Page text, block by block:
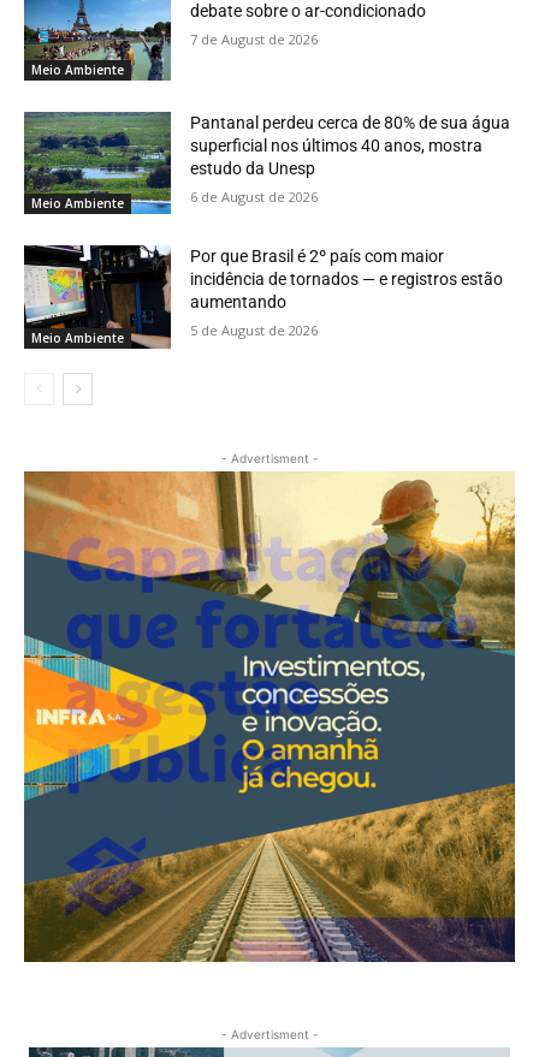
Meio Ambiente
debate sobre o ar-condicionado
7 de August de 2026
Meio Ambiente
Pantanal perdeu cerca de 80% de sua água
superficial nos últimos 40 anos, mostra
estudo da Unesp
6 de August de 2026
Meio Ambiente
Por que Brasil é 2º país com maior
incidência de tornados — e registros estão
aumentando
5 de August de 2026
- Advertisment -
- Advertisment -